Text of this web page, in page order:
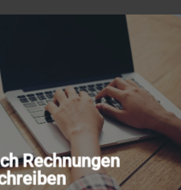
Rechnungen